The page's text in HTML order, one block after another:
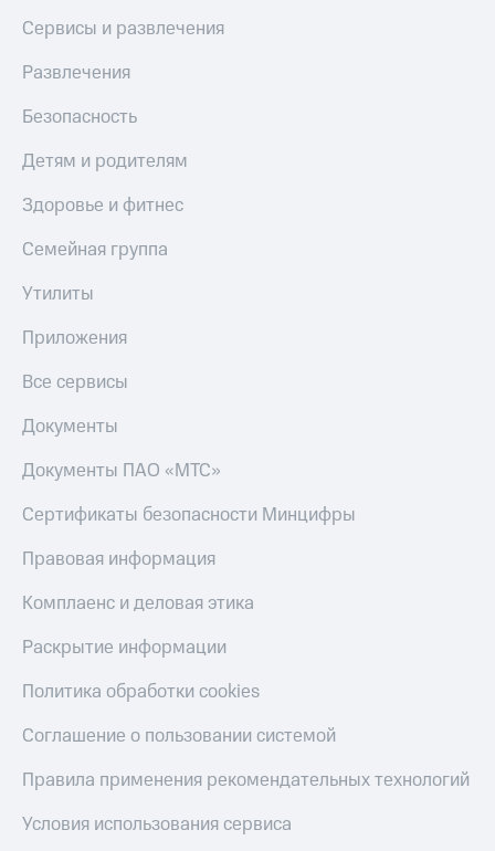
Сервисы и развлечения
Развлечения
Безопасность
Детям и родителям
Здоровье и фитнес
Семейная группа
Утилиты
Приложения
Все сервисы
Документы
Документы ПАО «МТС»
Сертификаты безопасности Минцифры
Правовая информация
Комплаенс и деловая этика
Раскрытие информации
Политика обработки cookies
Соглашение о пользовании системой
Правила применения рекомендательных технологий
Условия использования сервиса